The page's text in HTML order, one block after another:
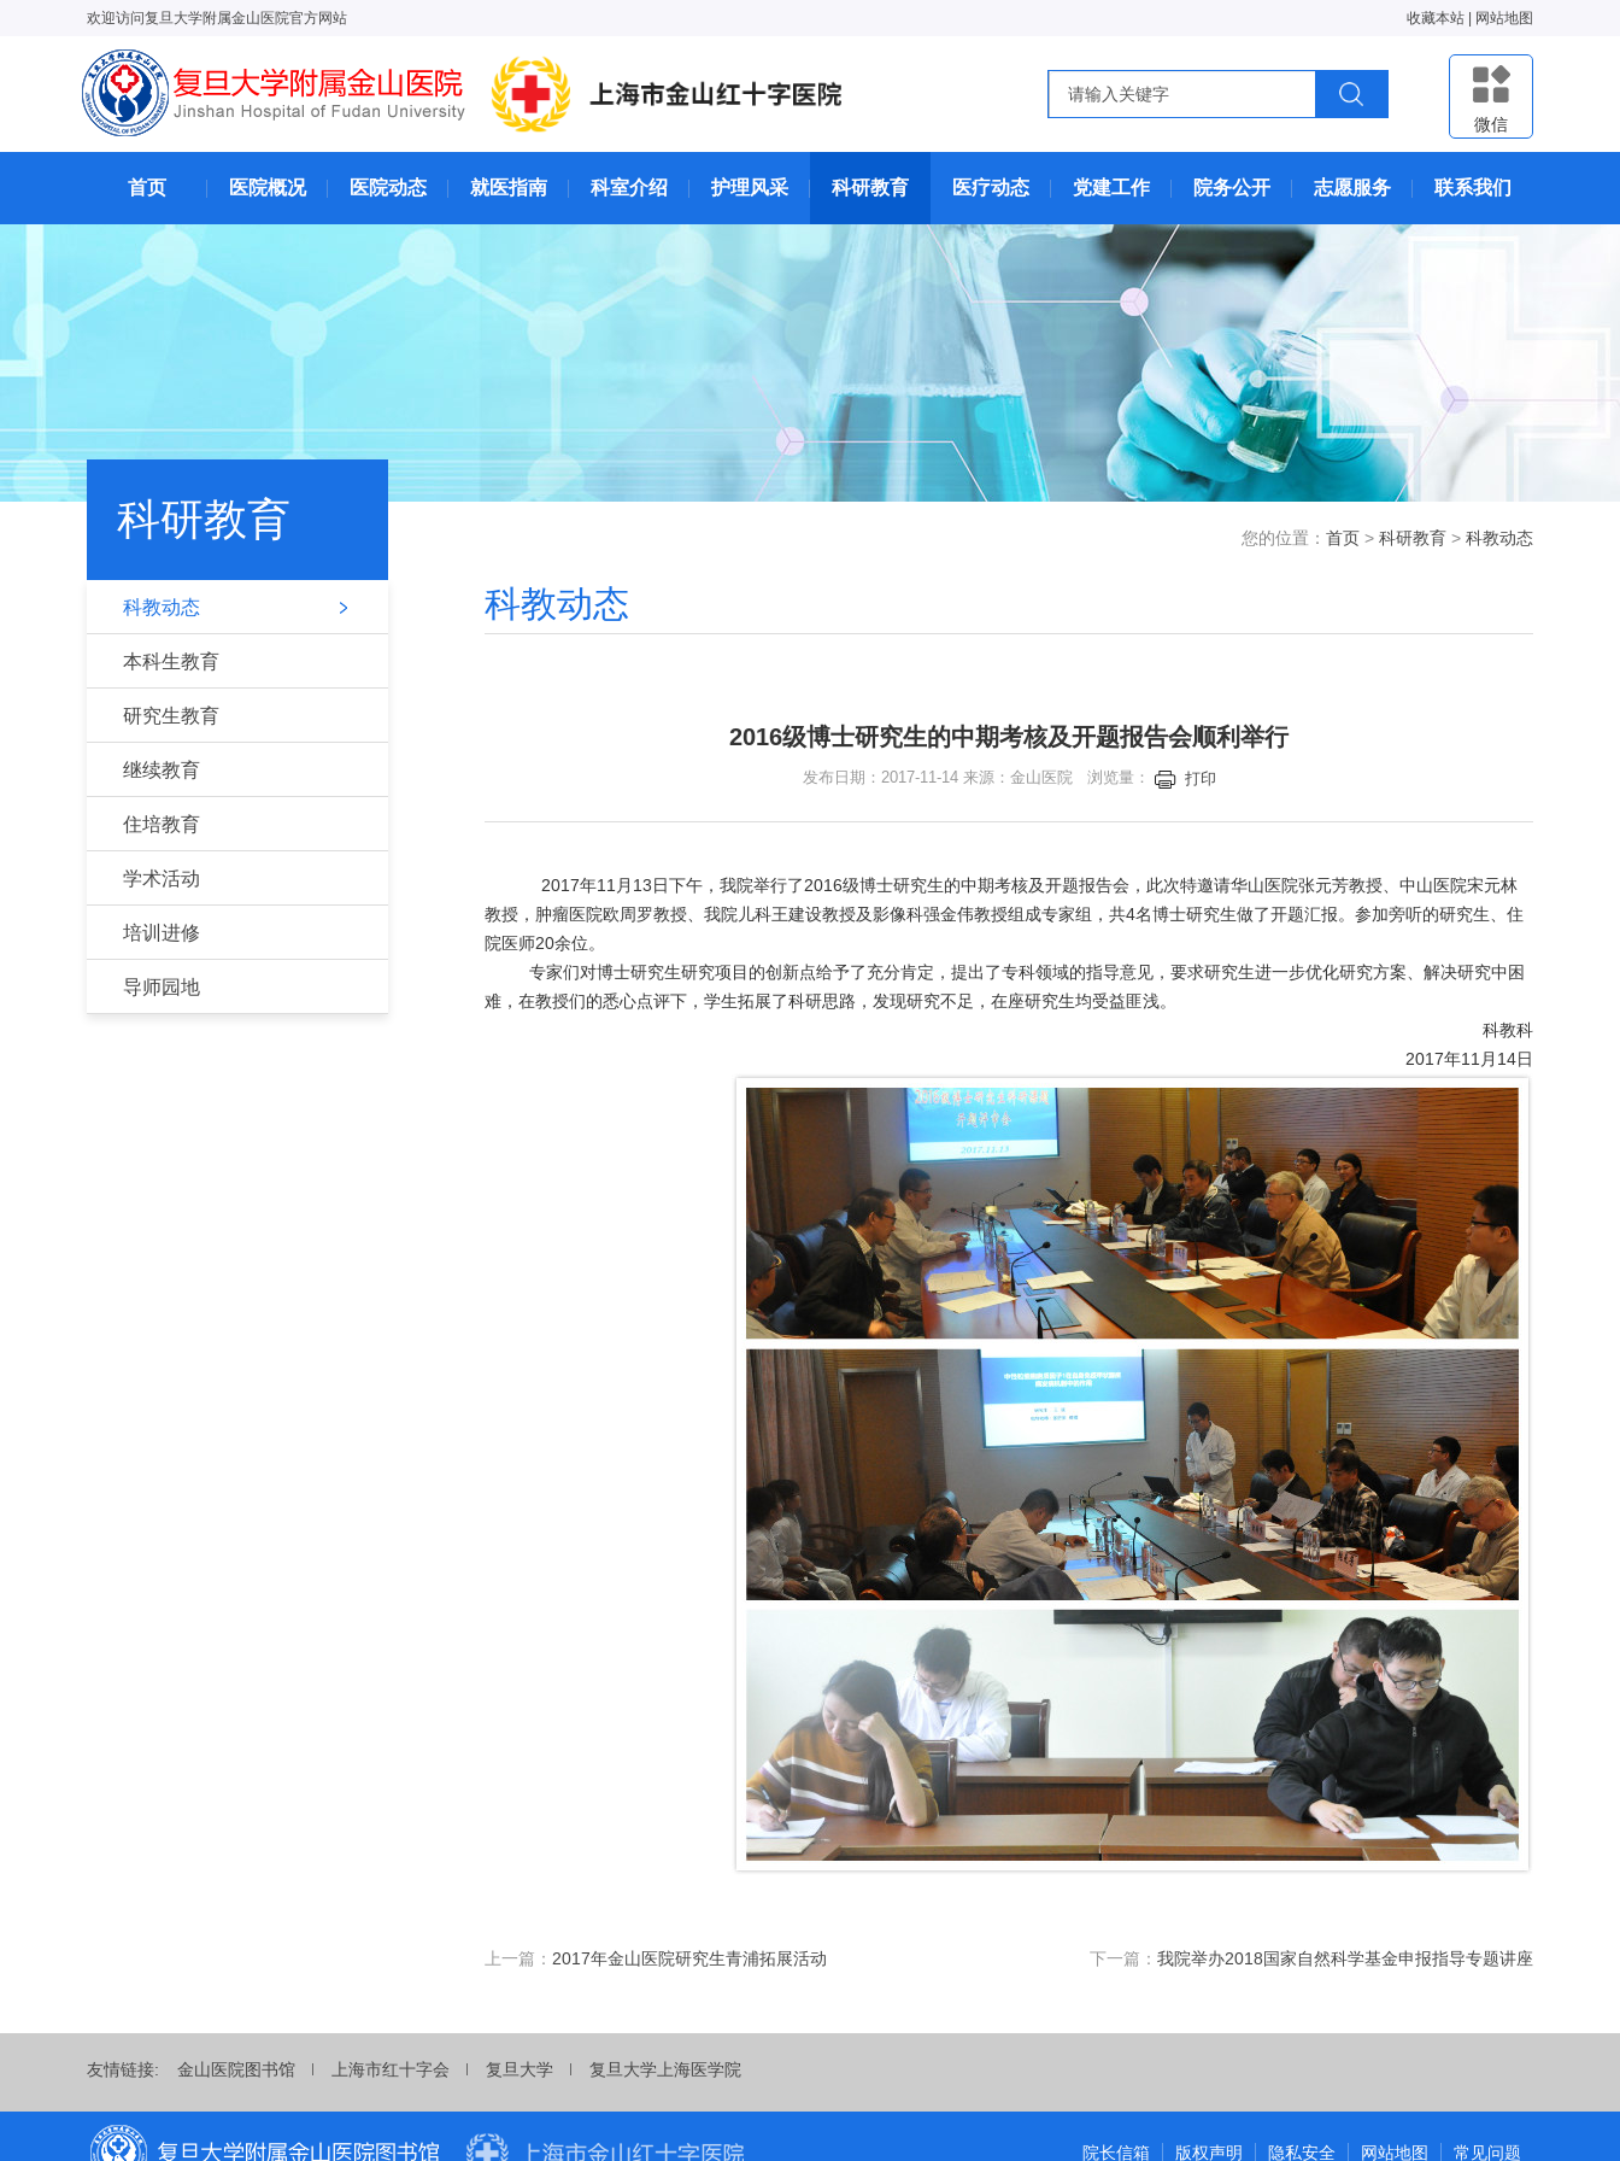
欢迎访问复旦大学附属金山医院官方网站 收藏本站 网站地图
微信
首页 医院概况 医院动态 就医指南 科室介绍 护理风采 科研教育 医疗动态 党建工作 院务公开 志愿服务 联系我们
科研教育
科教动态
本科生教育
研究生教育
继续教育
住培教育
学术活动
培训进修
导师园地
您的位置： 首页 > 科研教育 > 科教动态
科教动态
2016级博士研究生的中期考核及开题报告会顺利举行
发布日期：2017-11-14 来源：金山医院 浏览量： 打印
2017年11月13日下午，我院举行了2016级博士研究生的中期考核及开题报告会，此次特邀请华山医院张元芳教授、中山医院宋元林
教授，肿瘤医院欧周罗教授、我院儿科王建设教授及影像科强金伟教授组成专家组，共4名博士研究生做了开题汇报。参加旁听的研究生、住
院医师20余位。
专家们对博士研究生研究项目的创新点给予了充分肯定，提出了专科领域的指导意见，要求研究生进一步优化研究方案、解决研究中困
难，在教授们的悉心点评下，学生拓展了科研思路，发现研究不足，在座研究生均受益匪浅。
科教科
2017年11月14日
上一篇： 2017年金山医院研究生青浦拓展活动 下一篇： 我院举办2018国家自然科学基金申报指导专题讲座
友情链接: 金山医院图书馆 上海市红十字会 复旦大学 复旦大学上海医学院
院长信箱 版权声明 隐私安全 网站地图 常见问题